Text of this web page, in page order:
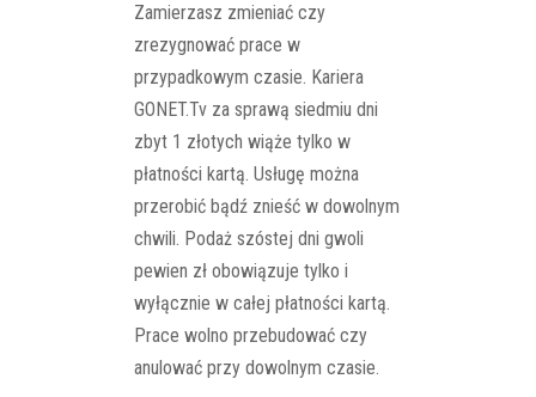
Zamierzasz zmieniać czy
zrezygnować prace w
przypadkowym czasie. Kariera
GONET.Tv za sprawą siedmiu dni
zbyt 1 złotych wiąże tylko w
płatności kartą. Usługę można
przerobić bądź znieść w dowolnym
chwili. Podaż szóstej dni gwoli
pewien zł obowiązuje tylko i
wyłącznie w całej płatności kartą.
Prace wolno przebudować czy
anulować przy dowolnym czasie.